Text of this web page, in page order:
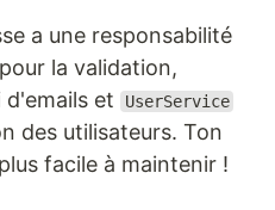
a une responsabilité
pour la validation,
d'emails et UserService
des utilisateurs. Ton
facile à maintenir !